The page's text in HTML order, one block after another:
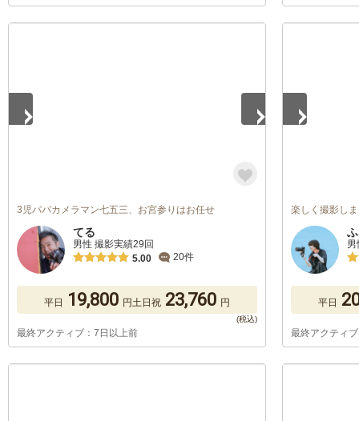
3児パパカメラマン七五三、お宮参りはお任せ
てる
男性 撮影実績29回
5.00
20件
平日 19,800 円土日祝 23,760 円
最終アクティブ：7日以上前
楽しく撮影し
平日
最終アクティ